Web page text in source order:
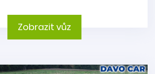
Zobrazit vůz